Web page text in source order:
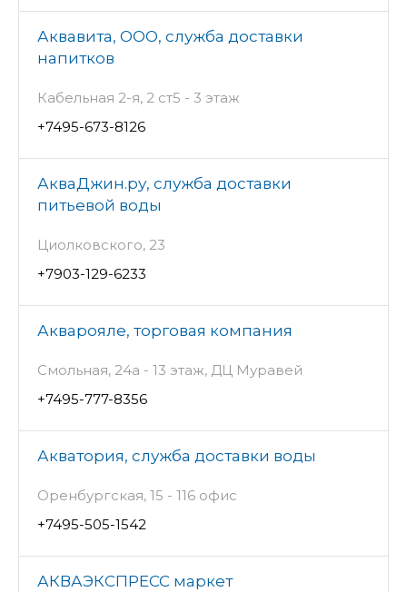
Аквавита, ООО, служба доставки
напитков
Кабельная 2-я, 2 ст5 - 3 этаж
+7495-673-8126
АкваДжин.ру, служба доставки
питьевой воды
Циолковского, 23
+7903-129-6233
Акварояле, торговая компания
Смольная, 24а - 13 этаж, ДЦ Муравей
+7495-777-8356
Акватория, служба доставки воды
Оренбургская, 15 - 116 офис
+7495-505-1542
АКВАЭКСПРЕСС маркет